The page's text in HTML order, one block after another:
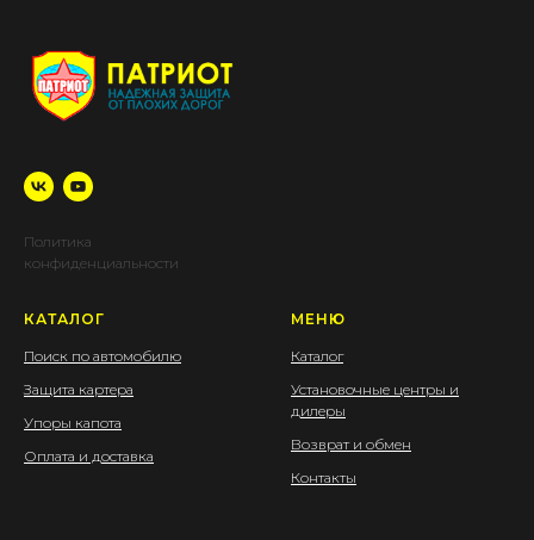
Политика
конфиденциальности
КАТАЛОГ
Поиск по автомобилю
Защита картера
Упоры капота
Оплата и доставка
МЕНЮ
Каталог
Установочные центры и
дилеры
Возврат и обмен
Контакты